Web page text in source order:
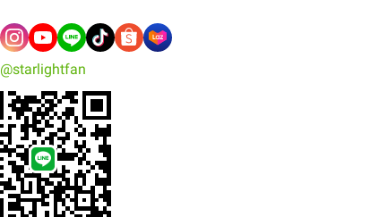
@starlightfan